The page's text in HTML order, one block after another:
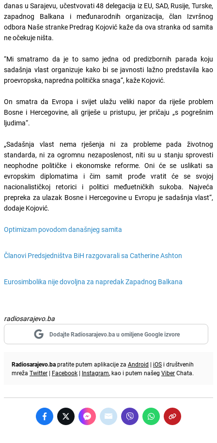
danas u Sarajevu, učestvovati 48 delegacija iz EU, SAD, Rusije, Turske,
zapadnog Balkana i međunarodnih organizacija, član Izvršnog
odbora Naše stranke Predrag Kojović kaže da ova stranka od samita
ne očekuje ništa.
“Mi smatramo da je to samo jedna od predizbornih parada koju
sadašnja vlast organizuje kako bi se javnosti lažno predstavila kao
proevropska, napredna politička snaga“, kaže Kojović.
On smatra da Evropa i svijet ulažu veliki napor da riješe problem
Bosne i Hercegovine, ali griješe u pristupu, jer pričaju „s pogrešnim
ljudima“.
„Sadašnja vlast nema rješenja ni za probleme pada životnog
standarda, ni za ogromnu nezaposlenost, niti su u stanju sprovesti
neophodne političke i ekonomske reforme. Oni će se uslikati sa
evropskim diplomatima i čim samit prođe vratit će se svojoj
nacionalističkoj retorici i politici međuetničkih sukoba. Najveća
prepreka za ulazak Bosne i Hercegovine u Evropu je sadašnja vlast“,
dodaje Kojović.
Optimizam povodom današnjeg samita
Članovi Predsjedništva BiH razgovarali sa Catherine Ashton
Eurosimbolika nije dovoljna za napredak Zapadnog Balkana
radiosarajevo.ba
Dodajte Radiosarajevo.ba u omiljene Google izvore
Radiosarajevo.bapratite putem aplikacije za Android | iOS i društvenih
mreža Twitter | Facebook | Instagram, kao i putem našeg ViberChata.